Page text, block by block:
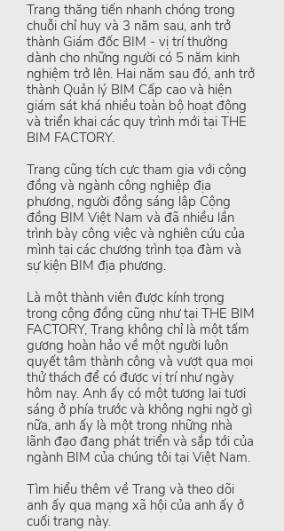
Trang thăng tiến nhanh chóng trong
chuỗi chỉ huy và 3 năm sau, anh trở
thành Giám đốc BIM - vị trí thường
dành cho những người có 5 năm kinh
nghiệm trở lên. Hai năm sau đó, anh trở
thành Quản lý BIM Cấp cao và hiện
giám sát khá nhiều toàn bộ hoạt động
và triển khai các quy trình mới tại THE
BIM FACTORY.
Trang cũng tích cực tham gia với cộng
đồng và ngành công nghiệp địa
phương, người đồng sáng lập Cộng
đồng BIM Việt Nam và đã nhiều lần
trình bày công việc và nghiên cứu của
mình tại các chương trình tọa đàm và
sự kiện BIM địa phương.
Là một thành viên được kính trọng
trong cộng đồng cũng như tại THE BIM
FACTORY, Trang không chỉ là một tấm
gương hoàn hảo về một người luôn
quyết tâm thành công và vượt qua mọi
thử thách để có được vị trí như ngày
hôm nay. Anh ấy có một tương lai tươi
sáng ở phía trước và không nghi ngờ gì
nữa, anh ấy là một trong những nhà
lãnh đạo đang phát triển và sắp tới của
ngành BIM của chúng tôi tại Việt Nam.
Tìm hiểu thêm về Trang và theo dõi
anh ấy qua mạng xã hội của anh ấy ở
cuối trang này.